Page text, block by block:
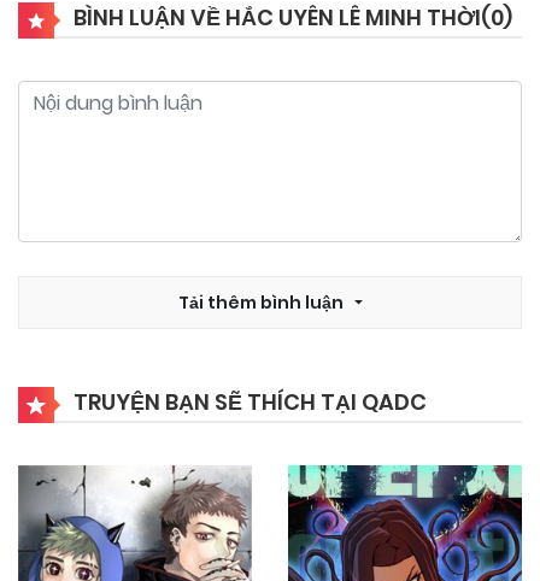
18/10/2024
Chapter 15
Chapter 14 18/10/2024
Chapter 13 18/10/2024
BÌNH LUẬN VỀ HẮC UYÊN LÊ MINH THỜI(0)
Tải thêm bình luận
TRUYỆN BẠN SẼ THÍCH TẠI QADC